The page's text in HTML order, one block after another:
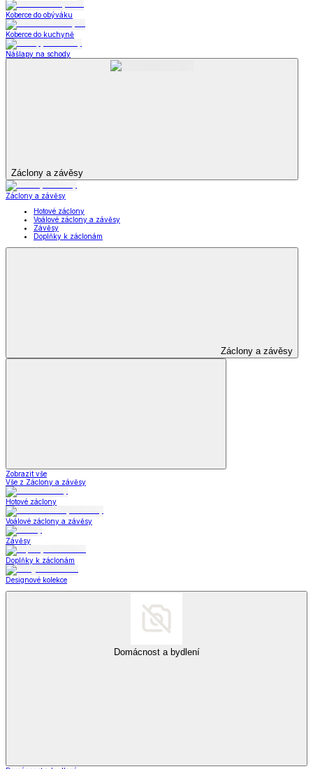
Koberce do obýváku
Koberce do kuchyně
Nášlapy na schody
Záclony a závěsy
Záclony a závěsy
Hotové záclony
Voálové záclony a závěsy
Závěsy
Doplňky k záclonám
Záclony a závěsy
Zobrazit vše
Vše z Záclony a závěsy
Hotové záclony
Voálové záclony a závěsy
Závěsy
Doplňky k záclonám
Designové kolekce
Domácnost a bydlení